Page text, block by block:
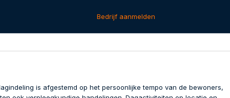
Bedrijf aanmelden
is afgestemd op het persoonlijke tempo van de bewoners,